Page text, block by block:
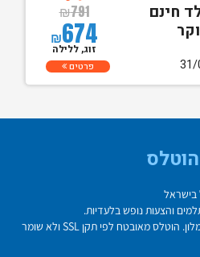
חינם
₪791
₪674
זוג, ללילה
פרטים
בישראל
והצעות נופש בלעדיות.
הזמנה באתר ללא חיוב, התשלום במלון. הוטלס מאובטח לפי תקן SSL ולא שומר